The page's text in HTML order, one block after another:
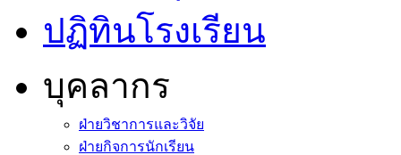
ปฏิทินโรงเรียน
บุคลากร
ฝ่ายวิชาการและวิจัย
ฝ่ายกิจการนักเรียน